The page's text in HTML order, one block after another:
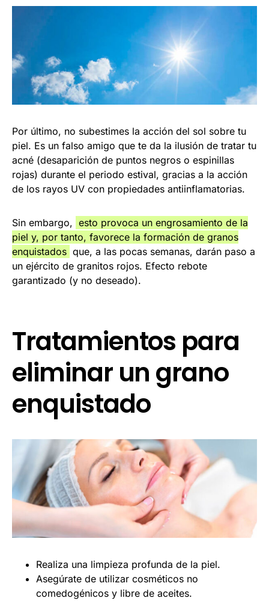
Por último, no subestimes la acción del sol sobre tu
piel. Es un falso amigo que te da la ilusión de tratar tu
acné (desaparición de puntos negros o espinillas
rojas) durante el periodo estival, gracias a la acción
de los rayos UV con propiedades antiinflamatorias.
Sin embargo, esto provoca un engrosamiento de la
piel y, por tanto, favorece la formación de granos
enquistados que, a las pocas semanas, darán paso a
un ejército de granitos rojos. Efecto rebote
garantizado (y no deseado).
Tratamientos para
eliminar un grano
enquistado
Realiza una limpieza profunda de la piel.
Asegúrate de utilizar cosméticos no
comedogénicos y libre de aceites.